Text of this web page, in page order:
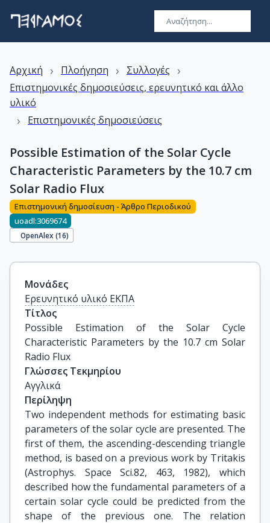
Αρχική › Πλοήγηση › Συλλογές ›
Επιστημονικές δημοσιεύσεις, ερευνητικό και άλλο
υλικό
› Επιστημονικές δημοσιεύσεις
Possible Estimation of the Solar Cycle
Characteristic Parameters by the 10.7 cm
Solar Radio Flux
Επιστημονική δημοσίευση - Άρθρο Περιοδικού
uoadl:3069674
OpenAlex (16)
Μονάδες
Ερευνητικό υλικό ΕΚΠΑ
Τίτλος
Possible Estimation of the Solar Cycle
Characteristic Parameters by the 10.7 cm Solar
Radio Flux
Γλώσσες Τεκμηρίου
Αγγλικά
Περίληψη
Two independent methods for estimating basic
parameters of the solar cycle are presented. The
first of them, the ascending-descending triangle
method, is based on a previous work by Tritakis
(Astrophys. Space Sci.82, 463, 1982), which
described how the fundamental parameters of a
certain solar cycle could be predicted from the
shape of the previous one. The relation